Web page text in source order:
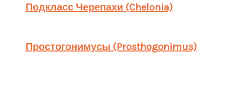
Подкласс Черепахи (Chelonia)
Простогонимусы (Prosthogonimus)